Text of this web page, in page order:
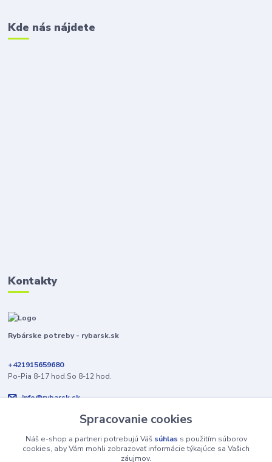
Kde nás nájdete
Kontakty
Rybárske potreby - rybarsk.sk
+421915659680
Po-Pia 8-17 hod.So 8-12 hod.
info@rybarsk.sk
Spracovanie cookies
Náš e-shop a partneri potrebujú Váš súhlas s použitím súborov
cookies, aby Vám mohli zobrazovať informácie týkajúce sa Vašich
záujmov.